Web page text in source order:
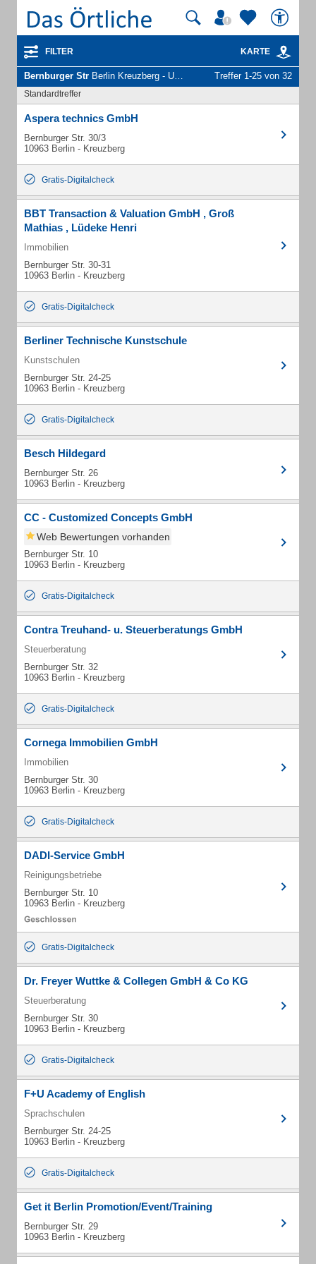
FILTER KARTE
Bernburger Str Berlin Kreuzberg - Unternehmen und Personen Treffer 1-25 von 32
Standardtreffer
Aspera technics GmbH
Bernburger Str. 30/3
10963 Berlin - Kreuzberg
Gratis-Digitalcheck
BBT Transaction & Valuation GmbH , Groß
Mathias , Lüdeke Henri
Immobilien
Bernburger Str. 30-31
10963 Berlin - Kreuzberg
Gratis-Digitalcheck
Berliner Technische Kunstschule
Kunstschulen
Bernburger Str. 24-25
10963 Berlin - Kreuzberg
Gratis-Digitalcheck
Besch Hildegard
Bernburger Str. 26
10963 Berlin - Kreuzberg
CC - Customized Concepts GmbH
Web Bewertungen vorhanden
Bernburger Str. 10
10963 Berlin - Kreuzberg
Gratis-Digitalcheck
Contra Treuhand- u. Steuerberatungs GmbH
Steuerberatung
Bernburger Str. 32
10963 Berlin - Kreuzberg
Gratis-Digitalcheck
Cornega Immobilien GmbH
Immobilien
Bernburger Str. 30
10963 Berlin - Kreuzberg
Gratis-Digitalcheck
DADI-Service GmbH
Reinigungsbetriebe
Bernburger Str. 10
10963 Berlin - Kreuzberg
Gratis-Digitalcheck
Dr. Freyer Wuttke & Collegen GmbH & Co KG
Steuerberatung
Bernburger Str. 30
10963 Berlin - Kreuzberg
Gratis-Digitalcheck
F+U Academy of English
Sprachschulen
Bernburger Str. 24-25
10963 Berlin - Kreuzberg
Gratis-Digitalcheck
Get it Berlin Promotion/Event/Training
Bernburger Str. 29
10963 Berlin - Kreuzberg